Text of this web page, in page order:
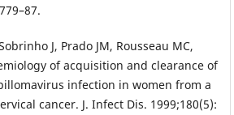
J, Prado JM, Rousseau MC,
of acquisition and clearance of
infection in women from a
cancer. J. Infect Dis. 1999;180(5):